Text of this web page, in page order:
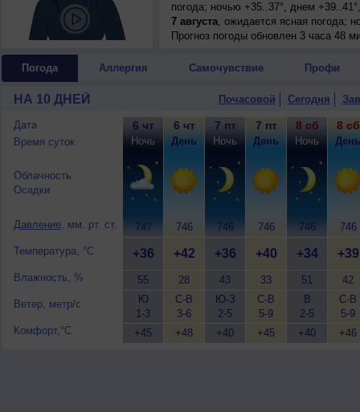
погода; ночью +35..37°, днем
7 августа, ожидается ясная погода;
восточный, умеренный.
погода; ночью +33..35°, днем
восточный, умеренный.
Прогноз погоды обновлен 3 часа 48
Погода Аллергия Самочувствие Профи
НА 10 ДНЕЙ Почасовой Сегодня
Дата
Время суток
Облачность
Осадки
Давление, мм. рт. ст.
Температура, °C
Влажность, %
Ветер, метр/с
Комфорт,°C
6 чт
Ночь
747
+36
55
Ю
1-3
+45
6 чт
День
746
+42
28
С-В
3-6
+48
7 пт
Ночь
746
+36
43
Ю-З
2-5
+40
7 пт
День
746
+40
33
С-В
5-9
+45
8 сб
Ночь
746
+34
51
В
2-5
+40
8 сб
День
746
+39
42
С-В
5-9
+46